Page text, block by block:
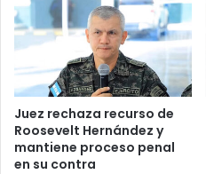
Juez rechaza recurso de
Roosevelt Hernández y
mantiene proceso penal
en su contra